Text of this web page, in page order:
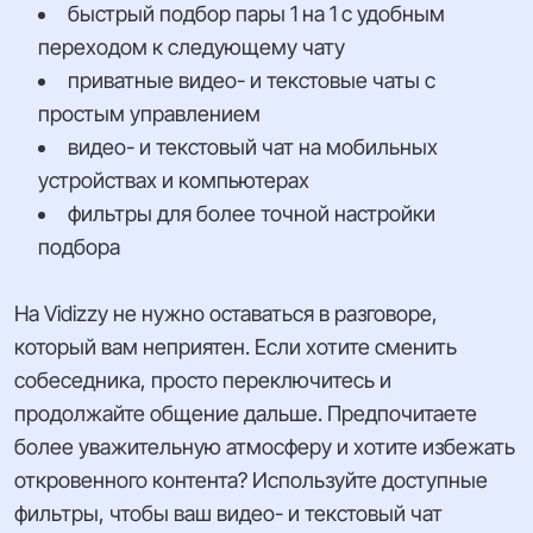
быстрый подбор пары 1 на 1 с удобным
переходом к следующему чату
приватные видео- и текстовые чаты с
простым управлением
видео- и текстовый чат на мобильных
устройствах и компьютерах
фильтры для более точной настройки
подбора
На Vidizzy не нужно оставаться в разговоре,
который вам неприятен. Если хотите сменить
собеседника, просто переключитесь и
продолжайте общение дальше. Предпочитаете
более уважительную атмосферу и хотите избежать
откровенного контента? Используйте доступные
фильтры, чтобы ваш видео- и текстовый чат